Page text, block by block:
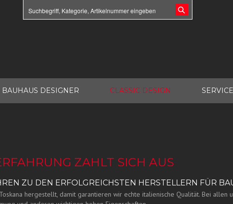
BAUHAUS DESIGNER CLASSIC DESIGN SERVICE
ZAHLT SICH AUS
ZU DEN ERFOLGREICHSTEN HERSTELLERN FÜR
hergestellt, damit garantieren wir echte italienische Qualität. Bei